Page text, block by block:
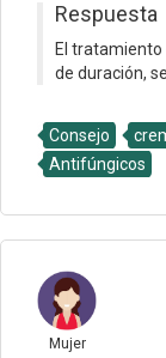
Respuesta
El
de duración,
Consejo
Antifúngicos
Mujer